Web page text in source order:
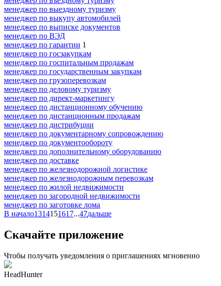
менеджер по выездному туризму
менеджер по выкупу автомобилей
менеджер по выписке документов
менеджер по ВЭД
менеджер по гарантии 1
менеджер по госзакупкам
менеджер по госпитальным продажам
менеджер по государственным закупкам
менеджер по грузоперевозкам
менеджер по деловому туризму
менеджер по директ-маркетингу
менеджер по дистанционному обучению
менеджер по дистанционным продажам
менеджер по дистрибуции
менеджер по документарному сопровождению
менеджер по документообороту
менеджер по дополнительному оборудованию
менеджер по доставке
менеджер по железнодорожной логистике
менеджер по железнодорожным перевозкам
менеджер по жилой недвижимости
менеджер по загородной недвижимости
менеджер по заготовке лома
В начало1314151617...47дальше
Скачайте приложение
Чтобы получать уведомления о приглашениях мгновенно
HeadHunter